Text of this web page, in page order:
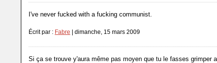
I've never fucked with a fucking communist.
Écrit par : Fabre | dimanche, 15 mars 2009
Si ça se trouve y'aura même pas moyen que tu le fasses grimper